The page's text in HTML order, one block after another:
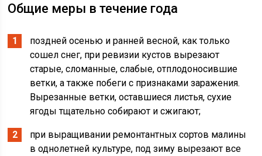
Общие меры в течение года
поздней осенью и ранней весной, как только
сошел снег, при ревизии кустов вырезают
старые, сломанные, слабые, отплодоносившие
ветки, а также побеги с признаками заражения.
Вырезанные ветки, оставшиеся листья, сухие
ягоды тщательно собирают и сжигают;
при выращивании ремонтантных сортов малины
в однолетней культуре, под зиму вырезают все